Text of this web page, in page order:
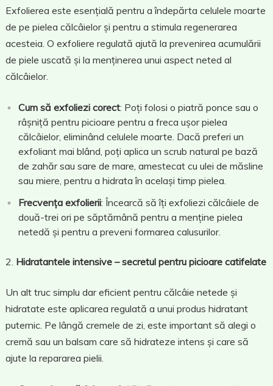
Exfolierea este esențială pentru a îndepărta celulele moarte
de pe pielea călcâielor și pentru a stimula regenerarea
acesteia. O exfoliere regulată ajută la prevenirea acumulării
de piele uscată și la menținerea unui aspect neted al
călcâielor.
Cum să exfoliezi corect: Poți folosi o piatră ponce sau o
râșniță pentru picioare pentru a freca ușor pielea
călcâielor, eliminând celulele moarte. Dacă preferi un
exfoliant mai blând, poți aplica un scrub natural pe bază
de zahăr sau sare de mare, amestecat cu ulei de măsline
sau miere, pentru a hidrata în același timp pielea.
Frecvența exfolierii: Încearcă să îți exfoliezi călcâiele de
două-trei ori pe săptămână pentru a menține pielea
netedă și pentru a preveni formarea calusurilor.
Hidratantele intensive – secretul pentru picioare catifelate
Un alt truc simplu dar eficient pentru călcâie netede și
hidratate este aplicarea regulată a unui produs hidratant
puternic. Pe lângă cremele de zi, este important să alegi o
cremă sau un balsam care să hidrateze intens și care să
ajute la repararea pielii.